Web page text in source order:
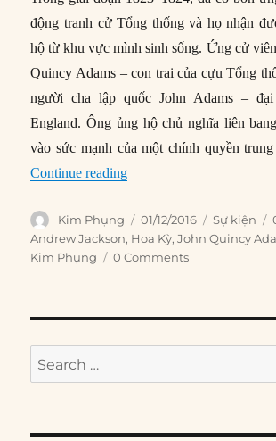
động tranh cử Tổng thống và họ nhận
hộ từ khu vực mình sinh sống. Ứng cử
Quincy Adams – con trai của cựu Tổng
người cha lập quốc John Adams –
England. Ông ủng hộ chủ nghĩa liên
vào sức mạnh của một chính quyền
Continue reading“01/12/1824: Quốc hội
Author
Kim Phụng
Posted
on
01/12/2016 Categories
Sự kiện
Andrew Jackson, Hoa Kỳ,John Quincy
Kim Phụng
0 Comments
Search
for: